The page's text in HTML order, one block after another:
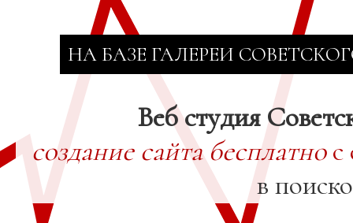
НА БАЗЕ ГАЛЕРЕИ
Веб студия
создание сайта бесплатнос
в